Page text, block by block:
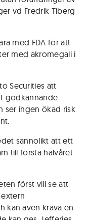
vd Fredrik Tiberg
med FDA för att
med akromegali i
Securities att
godkännande
ser ingen ökad risk
sannolikt att ett
till första halvåret
först vill se att
kan även kräva en